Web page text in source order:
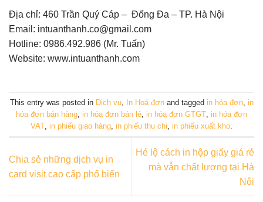
Địa chỉ: 460 Trần Quý Cáp – Đống Đa – TP. Hà Nội
Email: intuanthanh.co@gmail.com
Hotline: 0986.492.986 (Mr. Tuấn)
Website: www.intuanthanh.com
This entry was posted in Dịch vụ, In Hoá đơnand tagged in hóa đơn, in
hóa đơn bán hàng in hóa đơn bán lẻ in hóa đơn GTGT in hóa đơn
VAT in phiếu giao hàng in phiếu thu chi in phiếu xuất kho
Chia sẻ những dịch vụ in
card visit cao cấp phổ biến
Hé lộ cách in hộp giấy giá rẻ
mà vẫn chất lượng tại Hà
Nội